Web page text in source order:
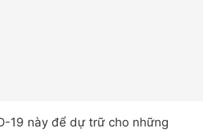
19 này để dự trữ cho những